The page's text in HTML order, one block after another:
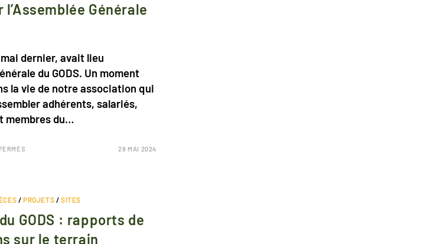
Générale
dernier, avait lieu
du GODS. Un moment
la vie de notre association qui
adhérents, salariés,
membres du…
29 MAI 2024
/PROJETS /SITES
GODS : rapports de
sur le terrain